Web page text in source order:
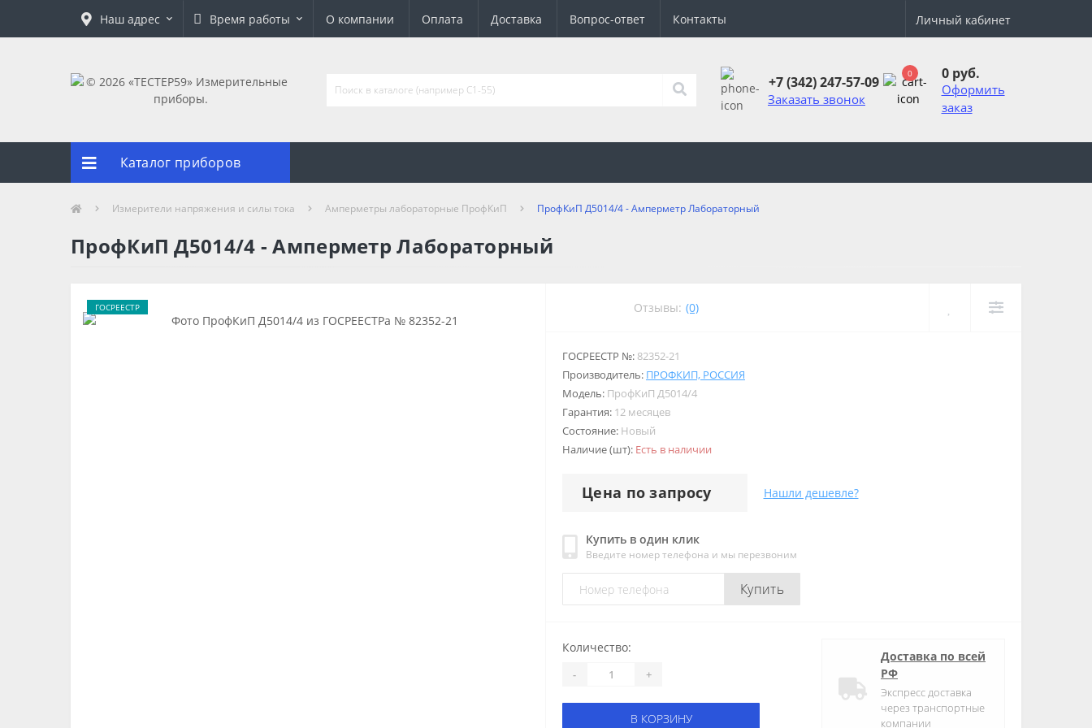
Наш адрес Время работы О компании Оплата Доставка Вопрос-ответ Контакты Личный кабинет
+7 (342) 247-57-09
Заказать звонок
0 0 руб.
Оформить
заказ
Каталог приборов
Измерители напряжения и силы тока Амперметры лабораторные ПрофКиП ПрофКиП Д5014/4 - Амперметр Лабораторный
ПрофКиП Д5014/4 - Амперметр Лабораторный
ГОСРЕЕСТР Отзывы: (0)
ГОСРЕЕСТР №: 82352-21
Производитель: ПРОФКИП, РОССИЯ
Модель: ПрофКиП Д5014/4
Гарантия: 12 месяцев
Состояние: Новый
Наличие (шт): Есть в наличии
Цена по запросу Нашли дешевле?
Купить в один клик
Введите номер телефона и мы перезвоним
Купить
Количество:
- +
В КОРЗИНУ
Доставка по всей
РФ
Экспресс доставка
через транспортные
компании